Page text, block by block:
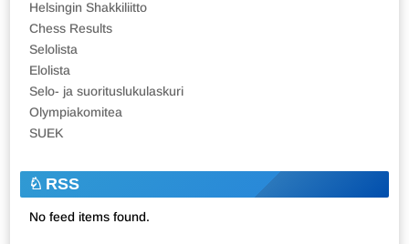
Helsingin Shakkiliitto
Chess Results
Selolista
Elolista
Selo- ja suorituslukulaskuri
Olympiakomitea
SUEK
RSS
No feed items found.